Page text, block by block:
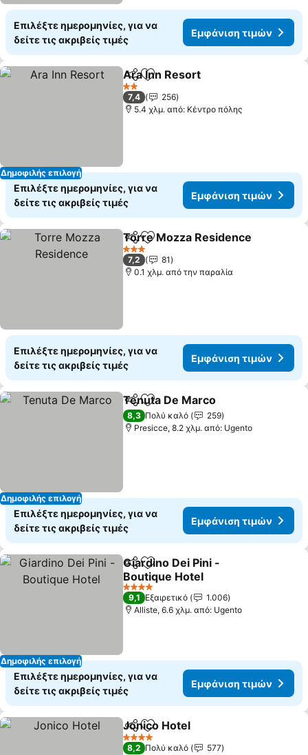
Επιλέξτε ημερομηνίες, για να
δείτε τις ακριβείς τιμές
Εμφάνιση τιμών
Δημοφιλής επιλογή
Κοινοποίηση
Προσθήκη στα αγαπημένα
Ara Inn Resort
2 Αστέρια
7,4
256
5.4 χλμ. από: Κέντρο πόλης
Επιλέξτε ημερομηνίες, για να
δείτε τις ακριβείς τιμές
Εμφάνιση τιμών
Κοινοποίηση
Προσθήκη στα αγαπημένα
Torre Mozza Residence
3 Αστέρια
7,2
81
0.1 χλμ. από την παραλία
Επιλέξτε ημερομηνίες, για να
δείτε τις ακριβείς τιμές
Εμφάνιση τιμών
Δημοφιλής επιλογή
Κοινοποίηση
Προσθήκη στα αγαπημένα
Tenuta De Marco
8,3 Πολύ καλό
259
Presicce, 8.2 χλμ. από: Ugento
Επιλέξτε ημερομηνίες, για να
δείτε τις ακριβείς τιμές
Εμφάνιση τιμών
Δημοφιλής επιλογή
Κοινοποίηση
Προσθήκη στα αγαπημένα
Giardino Dei Pini -
Boutique Hotel
4 Αστέρια
9,1 Εξαιρετικό
1.006
Alliste, 6.6 χλμ. από: Ugento
Επιλέξτε ημερομηνίες, για να
δείτε τις ακριβείς τιμές
Εμφάνιση τιμών
Κοινοποίηση
Προσθήκη στα αγαπημένα
Jonico Hotel
4 Αστέρια
8,2 Πολύ καλό 577